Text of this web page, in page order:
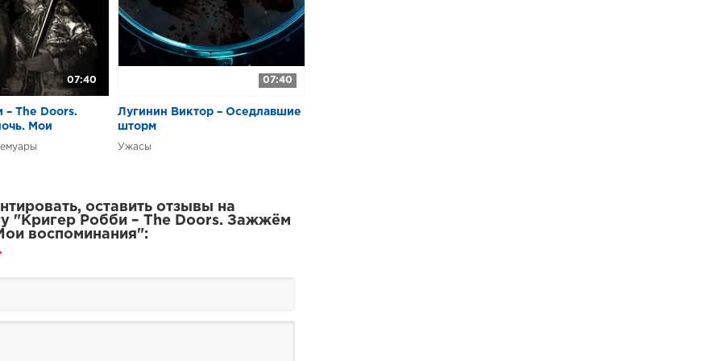
крыс мороженым
музыкальное шоу
планка
07:40
– The Doors.
Мои
07:40
Лугинин Виктор – Оседлавшие
шторм
Ужасы
оставить отзывы на
"Кригер Робби – The Doors. Зажжём
воспоминания":